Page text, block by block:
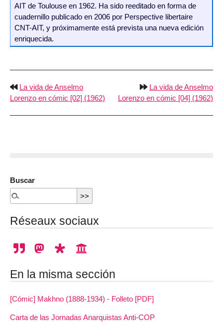
AIT de Toulouse en 1962. Ha sido reeditado en forma de
cuadernillo publicado en 2006 por Perspective libertaire
CNT-AIT, y próximamente está prevista una nueva edición
enriquecida.
La vida de Anselmo
Lorenzo en cómic [02] (1962)
La vida de Anselmo
Lorenzo en cómic [04] (1962)
Buscar
Réseaux sociaux
En la misma sección
[Cómic] Makhno (1888-1934) - Folleto [PDF]
Carta de las Jornadas Anarquistas Anti-COP